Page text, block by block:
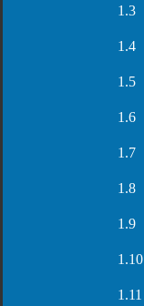
1.3
1.4
1.5
1.6
1.7
1.8
1.9
1.10
1.11